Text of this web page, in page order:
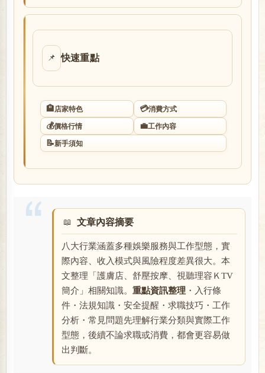
📌 快速重點
🏨店家特色 💳消費方式
💰價格行情 💼工作內容
📝新手須知
文章內容摘要
八大行業涵蓋多種娛樂服務與工作型態，實
際內容、收入模式與風險程度差異很大。本
文整理「護膚店、舒壓按摩、視聽理容ＫTV
簡介」相關知識。 重點資訊整理 ・入行條
件・法規知識・安全提醒・求職技巧・工作
分析・常見問題先理解行業分類與實際工作
型態，後續不論求職或消費，都會更容易做
出判斷。